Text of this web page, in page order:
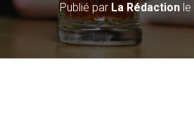
Publié parLa Rédactionle